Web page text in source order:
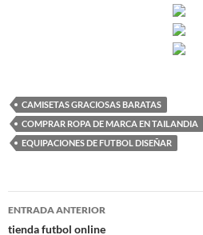
CAMISETAS GRACIOSAS BARATAS
COMPRAR ROPA DE MARCA EN TAILANDIA
EQUIPACIONES DE FUTBOL DISEÑAR
Navegación
ENTRADA ANTERIOR
tienda futbol online